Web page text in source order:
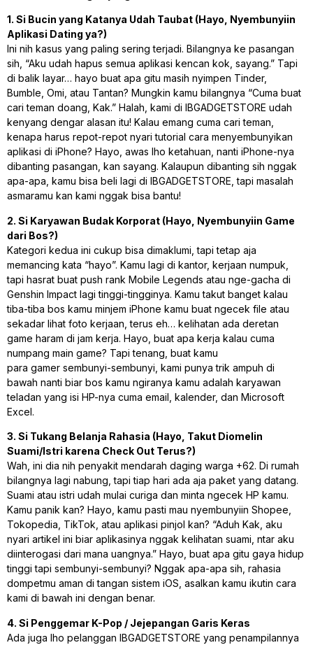
1. Si Bucin yang Katanya Udah Taubat (Hayo, Nyembunyiin
Aplikasi Dating ya?)
Ini nih kasus yang paling sering terjadi. Bilangnya ke pasangan
sih, “Aku udah hapus semua aplikasi kencan kok, sayang.” Tapi
di balik layar… hayo buat apa gitu masih nyimpen Tinder,
Bumble, Omi, atau Tantan? Mungkin kamu bilangnya “Cuma buat
cari teman doang, Kak.” Halah, kami di IBGADGETSTORE udah
kenyang dengar alasan itu! Kalau emang cuma cari teman,
kenapa harus repot-repot nyari tutorial cara menyembunyikan
aplikasi di iPhone? Hayo, awas lho ketahuan, nanti iPhone-nya
dibanting pasangan, kan sayang. Kalaupun dibanting sih nggak
apa-apa, kamu bisa beli lagi di IBGADGETSTORE, tapi masalah
asmaramu kan kami nggak bisa bantu!
2. Si Karyawan Budak Korporat (Hayo, Nyembunyiin Game
dari Bos?)
Kategori kedua ini cukup bisa dimaklumi, tapi tetap aja
memancing kata “hayo”. Kamu lagi di kantor, kerjaan numpuk,
tapi hasrat buat push rank Mobile Legends atau nge-gacha di
Genshin Impact lagi tinggi-tingginya. Kamu takut banget kalau
tiba-tiba bos kamu minjem iPhone kamu buat ngecek file atau
sekadar lihat foto kerjaan, terus eh… kelihatan ada deretan
game haram di jam kerja. Hayo, buat apa kerja kalau cuma
numpang main game? Tapi tenang, buat kamu
para gamer sembunyi-sembunyi, kami punya trik ampuh di
bawah nanti biar bos kamu ngiranya kamu adalah karyawan
teladan yang isi HP-nya cuma email, kalender, dan Microsoft
Excel.
3. Si Tukang Belanja Rahasia (Hayo, Takut Diomelin
Suami/Istri karena Check Out Terus?)
Wah, ini dia nih penyakit mendarah daging warga +62. Di rumah
bilangnya lagi nabung, tapi tiap hari ada aja paket yang datang.
Suami atau istri udah mulai curiga dan minta ngecek HP kamu.
Kamu panik kan? Hayo, kamu pasti mau nyembunyiin Shopee,
Tokopedia, TikTok, atau aplikasi pinjol kan? “Aduh Kak, aku
nyari artikel ini biar aplikasinya nggak kelihatan suami, ntar aku
diinterogasi dari mana uangnya.” Hayo, buat apa gitu gaya hidup
tinggi tapi sembunyi-sembunyi? Nggak apa-apa sih, rahasia
dompetmu aman di tangan sistem iOS, asalkan kamu ikutin cara
kami di bawah ini dengan benar.
4. Si Penggemar K-Pop / Jejepangan Garis Keras
Ada juga lho pelanggan IBGADGETSTORE yang penampilannya